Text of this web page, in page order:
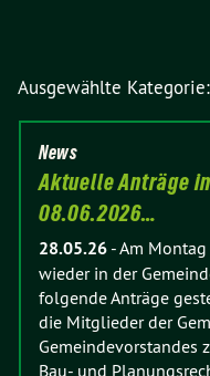
Ausgewählte
News
Aktuelle Anträge
08.06.2026…
28.05.26 -Am
wieder in der
folgende Anträge
die Mitglieder der
Gemeindevorstandes
Bau- und